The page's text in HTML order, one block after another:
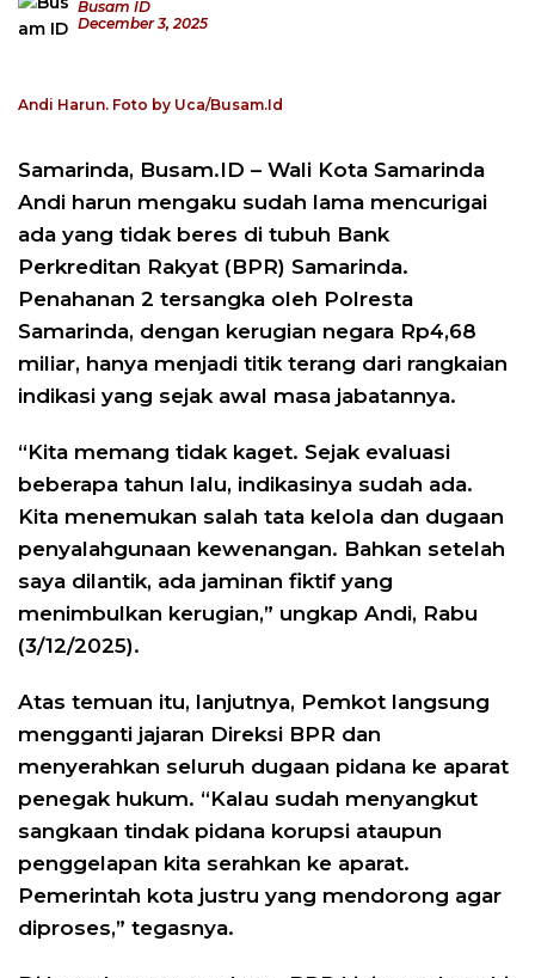
Busam ID
December 3, 2025
Andi Harun. Foto by Uca/Busam.Id
Samarinda, Busam.ID – Wali Kota Samarinda
Andi harun mengaku sudah lama mencurigai
ada yang tidak beres di tubuh Bank
Perkreditan Rakyat (BPR) Samarinda.
Penahanan 2 tersangka oleh Polresta
Samarinda, dengan kerugian negara Rp4,68
miliar, hanya menjadi titik terang dari rangkaian
indikasi yang sejak awal masa jabatannya.
“Kita memang tidak kaget. Sejak evaluasi
beberapa tahun lalu, indikasinya sudah ada.
Kita menemukan salah tata kelola dan dugaan
penyalahgunaan kewenangan. Bahkan setelah
saya dilantik, ada jaminan fiktif yang
menimbulkan kerugian,” ungkap Andi, Rabu
(3/12/2025).
Atas temuan itu, lanjutnya, Pemkot langsung
mengganti jajaran Direksi BPR dan
menyerahkan seluruh dugaan pidana ke aparat
penegak hukum. “Kalau sudah menyangkut
sangkaan tindak pidana korupsi ataupun
penggelapan kita serahkan ke aparat.
Pemerintah kota justru yang mendorong agar
diproses,” tegasnya.